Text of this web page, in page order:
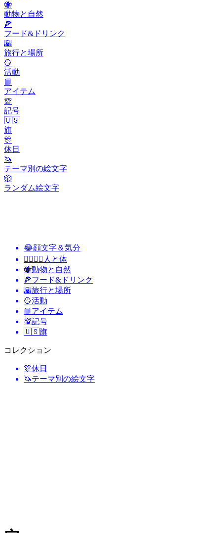
🐝
動物と自然
🍕
フード&ドリンク
🌇
旅行と場所
🥎
活動
📙
アイテム
💯
記号
🇺🇸
旗
🎊
休日
🦄
テーマ別の絵文字
🎲
ランダム絵文字
😂顔文字＆気分
👩‍❤️‍💋‍👨 人と体
🐝動物と自然
🍕フード&ドリンク
🌇旅行と場所
🥎活動
📙 アイテム
💯記号
🇺🇸旗
コレクション
🎊休日
🦄テーマ別の絵文字